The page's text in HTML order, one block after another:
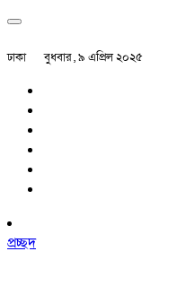
ঢাকা বুধবার , ৯ এপ্রিল ২০২৫
প্রচ্ছদ